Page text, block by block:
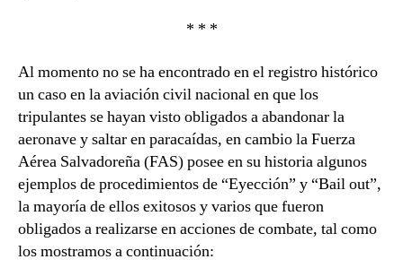
* * *
Al momento no se ha encontrado en el registro histórico
un caso en la aviación civil nacional en que los
tripulantes se hayan visto obligados a abandonar la
aeronave y saltar en paracaídas, en cambio la Fuerza
Aérea Salvadoreña (FAS) posee en su historia algunos
ejemplos de procedimientos de “Eyección” y “Bail out”,
la mayoría de ellos exitosos y varios que fueron
obligados a realizarse en acciones de combate, tal como
los mostramos a continuación: